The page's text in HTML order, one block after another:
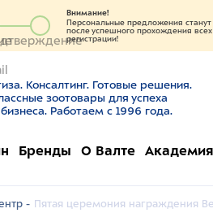
Внимание!
Персональные предложения
после успешного прохождения всех
регистрации!
Консалтинг. Готовые решения.
зоотовары для успеха
Работаем с 1996 года.
Бренды О Валте
- Пятая церемония награждения